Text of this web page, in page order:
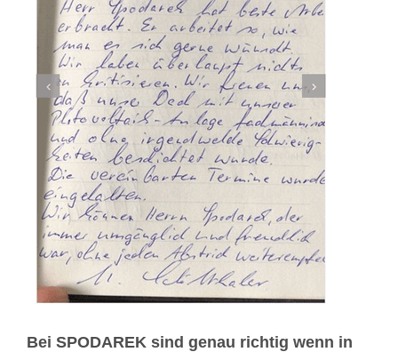
Bei SPODAREK sind genau richtig wenn in